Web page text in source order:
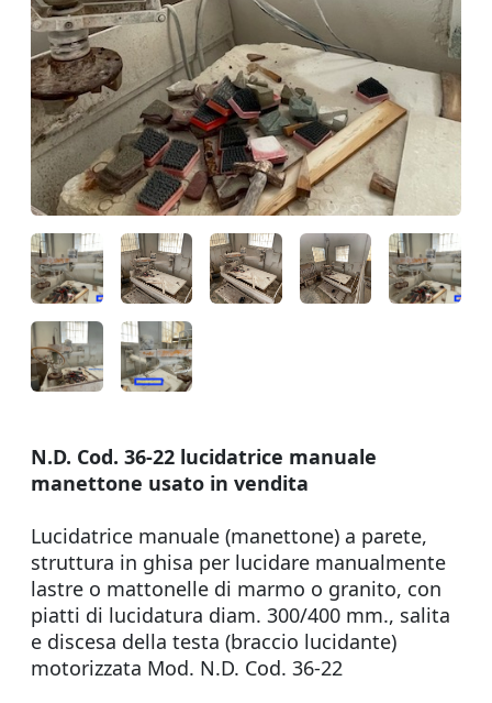
N.D. Cod. 36-22 lucidatrice manuale
manettone usato in vendita
Lucidatrice manuale (manettone) a parete,
struttura in ghisa per lucidare manualmente
lastre o mattonelle di marmo o granito, con
piatti di lucidatura diam. 300/400 mm., salita
e discesa della testa (braccio lucidante)
motorizzata Mod. N.D. Cod. 36-22